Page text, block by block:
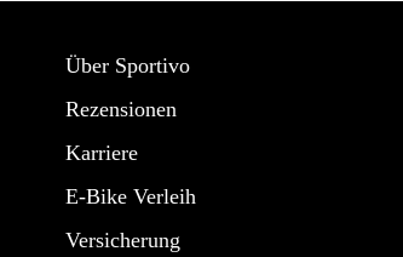
Über Sportivo
Rezensionen
Karriere
E-Bike Verleih
Versicherung